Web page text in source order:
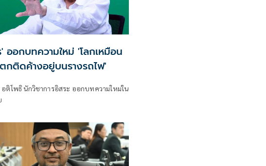
ออกบทความใหม่ 'โลกเหมือน
กติดค้างอยู่บนรางรถไฟ'
อติโพธิ นักวิชาการอิสระ ออกบทความใหม่ใน